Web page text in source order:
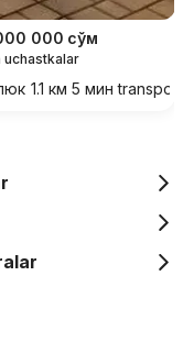
000 сўм
uchastkalar
1.1 км 5 мин